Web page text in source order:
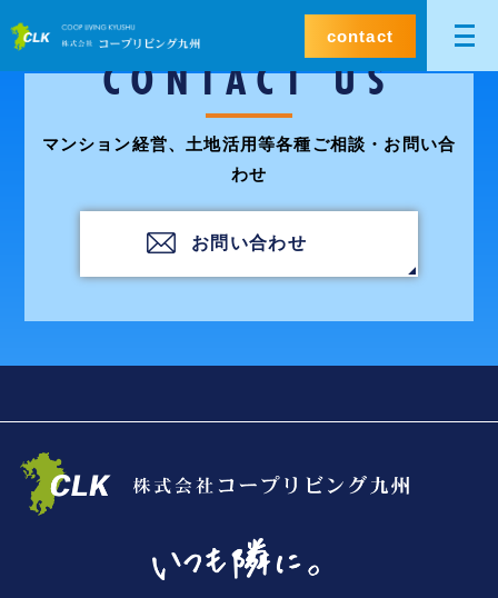
contact
CONTACT US
マンション経営、土地活用等各種ご相談・お問い合
わせ
お問い合わせ